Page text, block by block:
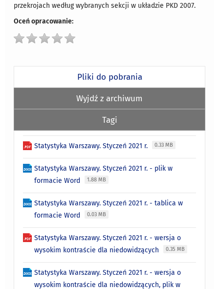
przekrojach według wybranych sekcji w układzie PKD 2007.
Oceń opracowanie:
Pliki do pobrania
Wyjdź z archiwum
Tagi
Statystyka Warszawy. Styczeń 2021 r. 0.33 MB
Statystyka Warszawy. Styczeń 2021 r. - plik w
formacie Word
1.88 MB
Statystyka Warszawy. Styczeń 2021 r. - tablica w
formacie Word
0.03 MB
Statystyka Warszawy. Styczeń 2021 r. - wersja o
wysokim kontraście dla niedowidzących
0.35 MB
Statystyka Warszawy. Styczeń 2021 r. - wersja o
wysokim kontraście dla niedowidzących, plik w